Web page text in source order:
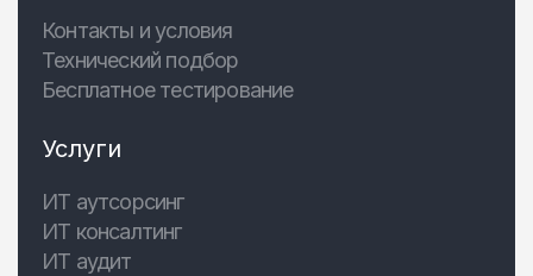
Контакты и условия
Технический подбор
Бесплатное тестирование
Услуги
ИТ аутсорсинг
ИТ консалтинг
ИТ аудит